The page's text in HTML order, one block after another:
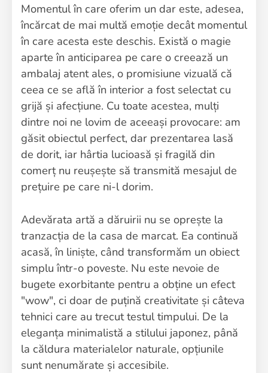
Momentul în care oferim un dar este, adesea,
încărcat de mai multă emoție decât momentul
în care acesta este deschis. Există o magie
aparte în anticiparea pe care o creează un
ambalaj atent ales, o promisiune vizuală că
ceea ce se află în interior a fost selectat cu
grijă și afecțiune. Cu toate acestea, mulți
dintre noi ne lovim de aceeași provocare: am
găsit obiectul perfect, dar prezentarea lasă
de dorit, iar hârtia lucioasă și fragilă din
comerț nu reușește să transmită mesajul de
prețuire pe care ni-l dorim.
Adevărata artă a dăruirii nu se oprește la
tranzacția de la casa de marcat. Ea continuă
acasă, în liniște, când transformăm un obiect
simplu într-o poveste. Nu este nevoie de
bugete exorbitante pentru a obține un efect
"wow", ci doar de puțină creativitate și câteva
tehnici care au trecut testul timpului. De la
eleganța minimalistă a stilului japonez, până
la căldura materialelor naturale, opțiunile
sunt nenumărate și accesibile.